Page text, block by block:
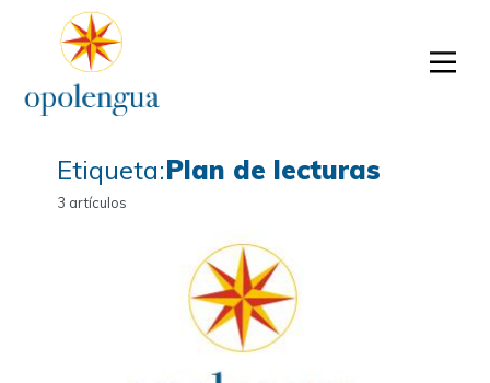
Etiqueta:Plan de lecturas
3 artículos